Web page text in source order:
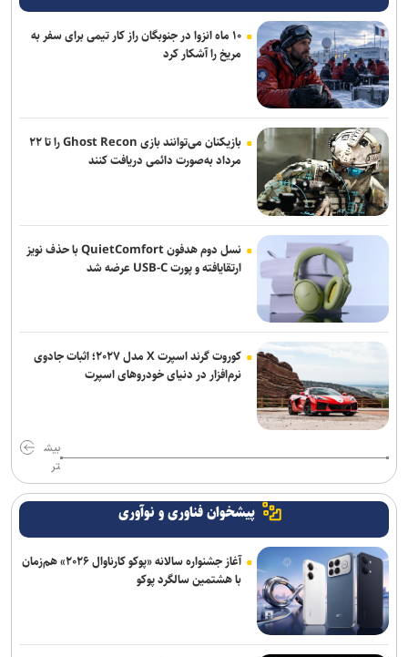
تصمیم‌سازی هستند
آزمون‌های نهایی
توسعه‌یافتگی باید از کودکستان و دبستان آغاز شود/ کاهش سن یادگیری
نیازمند آموزش متناسب با سن کودکان است
سی و نهمین اجلاس رؤسای آموزش و پرورش کشور با محوریت «حماسه
همدلی برای ایران» برگزار می‌شود
چمران: امکان خروج پادگان‌ها از تهران وجود دارد+ فیلم
۱۰ ماه انزوا در جنوبگان راز کار تیمی برای سفر به
مریخ را آشکار کرد
بازیکنان می‌توانند بازی Ghost Recon را تا ۲۲
مرداد به‌صورت دائمی دریافت کنند
نسل دوم هدفون QuietComfort با حذف نویز
ارتقایافته و پورت USB-C عرضه شد
کوروت گرند اسپرت X مدل ۲۰۲۷؛ اثبات جادوی
نرم‌افزار در دنیای خودروهای اسپرت
بیش
تر
پیشخوان فناوری و نوآوری
آغاز جشنواره سالانه «پوکو کارناوال ۲۰۲۶» هم‌زمان
با هشتمین سالگرد پوکو